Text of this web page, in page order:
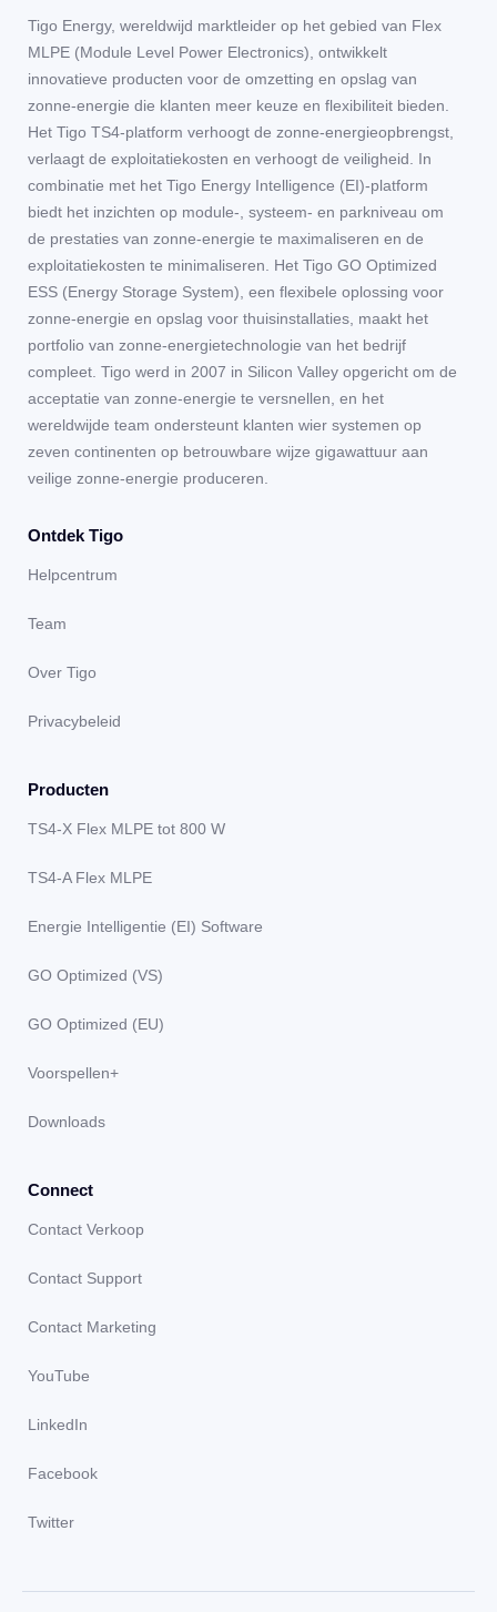
Tigo Energy, wereldwijd marktleider op het gebied van Flex
MLPE (Module Level Power Electronics), ontwikkelt
innovatieve producten voor de omzetting en opslag van
zonne-energie die klanten meer keuze en flexibiliteit bieden.
Het Tigo TS4-platform verhoogt de zonne-energieopbrengst,
verlaagt de exploitatiekosten en verhoogt de veiligheid. In
combinatie met het Tigo Energy Intelligence (EI)-platform
biedt het inzichten op module-, systeem- en parkniveau om
de prestaties van zonne-energie te maximaliseren en de
exploitatiekosten te minimaliseren. Het Tigo GO Optimized
ESS (Energy Storage System), een flexibele oplossing voor
zonne-energie en opslag voor thuisinstallaties, maakt het
portfolio van zonne-energietechnologie van het bedrijf
compleet. Tigo werd in 2007 in Silicon Valley opgericht om de
acceptatie van zonne-energie te versnellen, en het
wereldwijde team ondersteunt klanten wier systemen op
zeven continenten op betrouwbare wijze gigawattuur aan
veilige zonne-energie produceren.
Ontdek Tigo
Helpcentrum
Team
Over Tigo
Privacybeleid
Producten
TS4-X Flex MLPE tot 800 W
TS4-A Flex MLPE
Energie Intelligentie (EI) Software
GO Optimized (VS)
GO Optimized (EU)
Voorspellen+
Downloads
Connect
Contact Verkoop
Contact Support
Contact Marketing
YouTube
LinkedIn
Facebook
Twitter